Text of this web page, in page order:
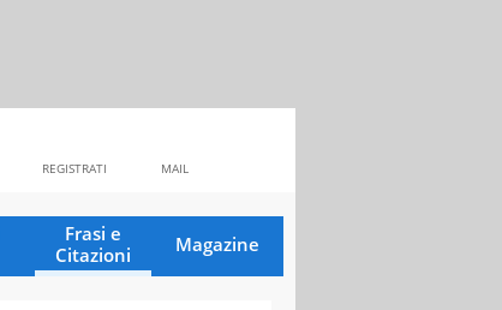
MAIL
REGISTRATI
Frasi e
Citazioni
Magazine